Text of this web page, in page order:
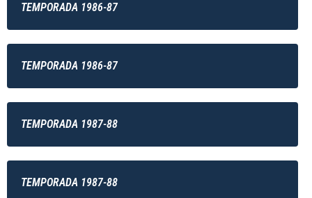
TEMPORADA 1986-87
TEMPORADA 1986-87
TEMPORADA 1987-88
TEMPORADA 1987-88